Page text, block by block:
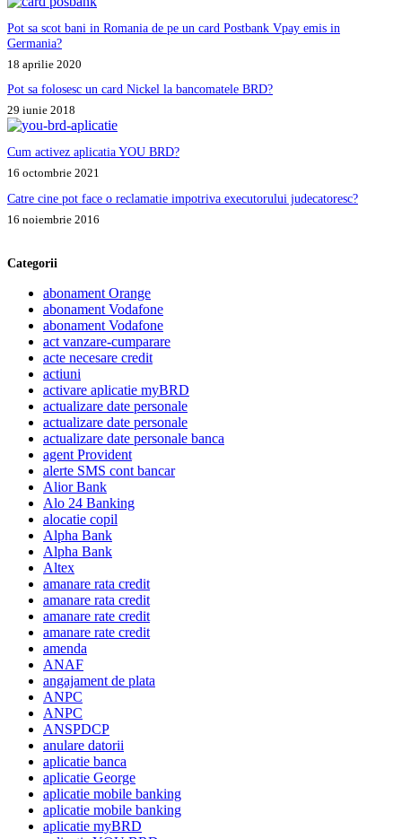
Pot sa scot bani in Romania de pe un card Postbank Vpay emis in
Germania?
18 aprilie 2020
Pot sa folosesc un card Nickel la bancomatele BRD?
29 iunie 2018
Cum activez aplicatia YOU BRD?
16 octombrie 2021
Catre cine pot face o reclamatie impotriva executorului judecatoresc?
16 noiembrie 2016
Categorii
abonament Orange
abonament Vodafone
abonament Vodafone
act vanzare-cumparare
acte necesare credit
actiuni
activare aplicatie myBRD
actualizare date personale
actualizare date personale
actualizare date personale banca
agent Provident
alerte SMS cont bancar
Alior Bank
Alo 24 Banking
alocatie copil
Alpha Bank
Alpha Bank
Altex
amanare rata credit
amanare rata credit
amanare rate credit
amanare rate credit
amenda
ANAF
angajament de plata
ANPC
ANPC
ANSPDCP
anulare datorii
aplicatie banca
aplicatie George
aplicatie mobile banking
aplicatie mobile banking
aplicatie myBRD